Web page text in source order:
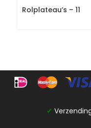
Rolplateau’s – 11
✓